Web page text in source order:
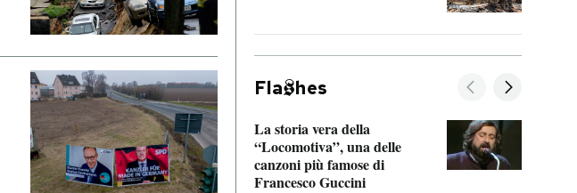
Fla hes
La storia vera della
“Locomotiva”, una delle
canzoni più famose di
Francesco Guccini